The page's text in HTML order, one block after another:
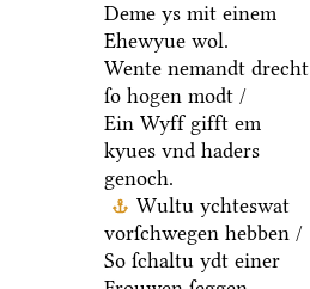
Deme ys mit einem
Ehewyue wol.
Wente nemandt drecht
ſo hogen modt /
Ein Wyff gifft em
kyues vnd haders
genoch.
Wultu ychteswat
vorſchwegen hebben /
So ſchaltu ydt einer